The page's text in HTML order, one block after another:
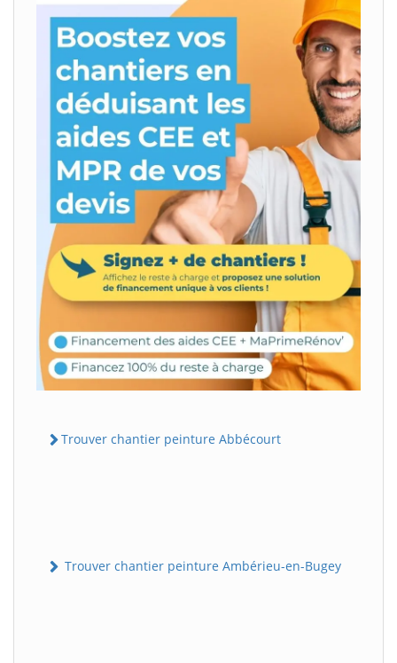
Trouver chantier peinture Abbécourt
Trouver chantier peinture Ambérieu-en-Bugey